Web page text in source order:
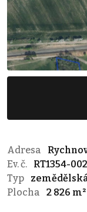
Adresa
Ev. č.
RT1354-
Typ
Plocha
2 826 m²